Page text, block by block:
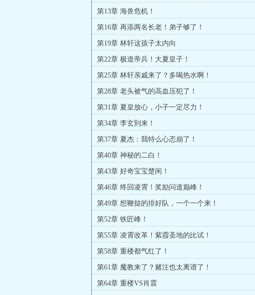
第13章 海兽危机！
第16章 再添两名长老！弟子够了！
第19章 林轩这孩子太内向
第22章 极道帝兵！大夏皇子！
第25章 林轩亲戚来了？多喝热水啊！
第28章 老头被气的高血压犯了！
第31章 夏皇放心，小子一定尽力！
第34章 李玄到来！
第37章 夏杰：我特么心态崩了！
第40章 神秘的二白！
第43章 好奇宝宝楚闲！
第46章 终回凌霄！奖励问道巅峰！
第49章 想鞭挞的排好队，一个一个来！
第52章 铁匠峰！
第55章 凌霄改革！紫霞圣地的比试！
第58章 重楼都气红了！
第61章 魔教来了？赌注也太离谱了！
第64章 重楼VS肖震